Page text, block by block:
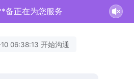
备正在为您服务
06:38:13 开始沟通